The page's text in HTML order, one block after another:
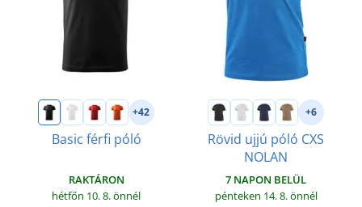
+42
Basic férfi póló
RAKTÁRON
hétfőn 10. 8.önnél
+6
Rövid ujjú póló CXS
NOLAN
7 NAPON BELÜL
pénteken 14. 8.önnél